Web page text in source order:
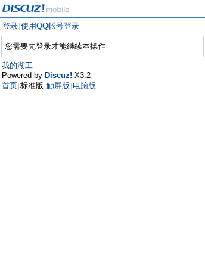
登录 使用QQ帐号登录
您需要先登录才能继续本操作
我的湖工
Powered by Discuz! X3.2
首页 标准版 触屏版 电脑版